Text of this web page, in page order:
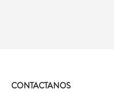
CONTACTANOS